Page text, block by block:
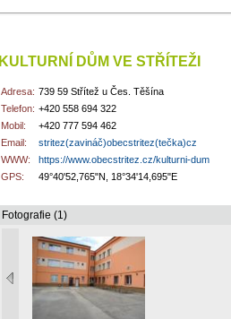
KULTURNÍ DŮM VE STŘÍTEŽI
Adresa: 739 59 Střítež u Čes. Těšína
Telefon: +420 558 694 322
Mobil:
+420 777 594 462
Email:
stritez(zavináč)obecstritez(tečka)cz
WWW:
https://www.obecstritez.cz/kulturni-dum
GPS:
49°40'52,765"N, 18°34'14,695"E
Fotografie (1)